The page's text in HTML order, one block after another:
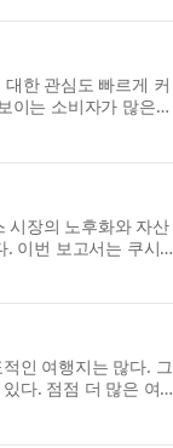
한 관심도 빠르게 커
이는 소비자가 많은
시장의 노후화와 자산
. 이번 보고서는 쿠시
인 여행지는 많다. 그
다. 점점 더 많은 여